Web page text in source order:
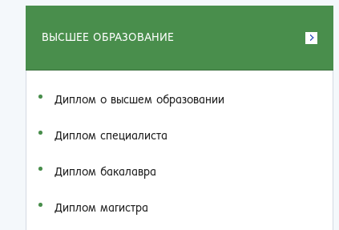
ВЫСШЕЕ ОБРАЗОВАНИЕ
Диплом о высшем образовании
Диплом специалиста
Диплом бакалавра
Диплом магистра